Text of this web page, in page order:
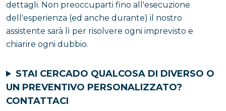
dettagli. Non preoccuparti fino all'esecuzione
dell'esperienza (ed anche durante) il nostro
assistente sarà lì per risolvere ogni imprevisto e
chiarire ogni dubbio.
STAI CERCADO QUALCOSA DI DIVERSO O
UN PREVENTIVO PERSONALIZZATO?
CONTATTACI